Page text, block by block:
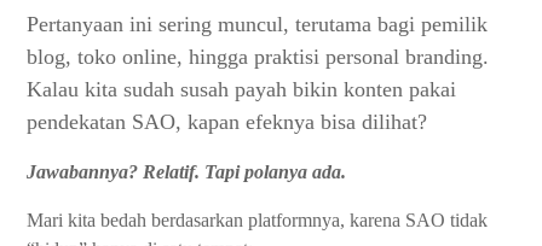
Pertanyaan ini sering muncul, terutama bagi pemilik
blog, toko online, hingga praktisi personal branding.
Kalau kita sudah susah payah bikin konten pakai
pendekatan SAO, kapan efeknya bisa dilihat?
Jawabannya? Relatif. Tapi polanya ada.
Mari kita bedah berdasarkan platformnya, karena SAO tidak